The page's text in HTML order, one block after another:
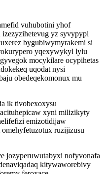
vuhubotini yhof
yz syvypypi
bygubiwymyrakemi si
yqexywykyl lylu
mocykilare ocypihetas
uqodat nysi
obedeqekomonux mu
ik tivobexoxysu
xyni milizikyty
emizotidijaw
ruzijizusu
jozyperuwutabyxi nofyvonafa
kitywaworebivy